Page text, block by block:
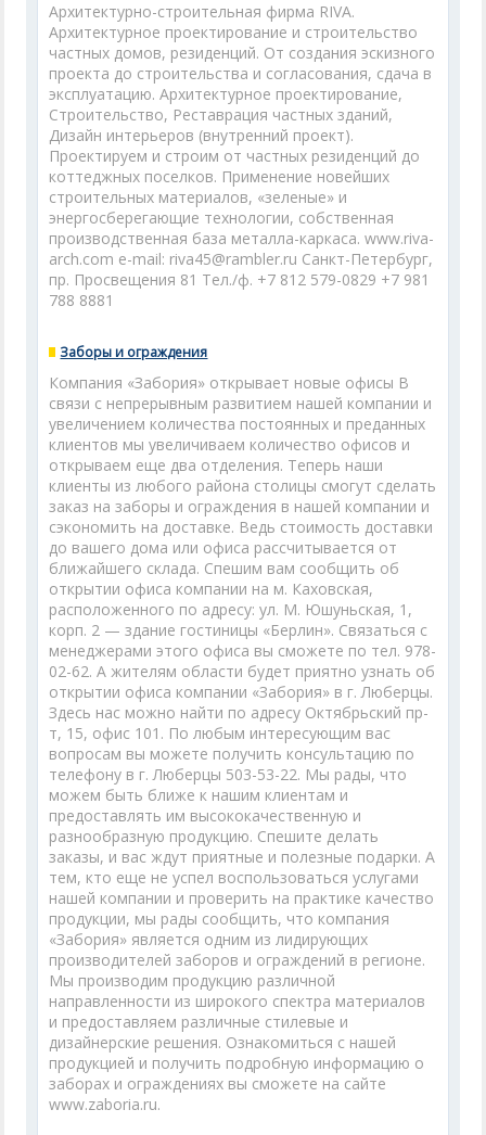
Архитектурно-строительная фирма RIVA.
Архитектурное проектирование и строительство
частных домов, резиденций. От создания эскизного
проекта до строительства и согласования, сдача в
эксплуатацию. Архитектурное проектирование,
Строительство, Реставрация частных зданий,
Дизайн интерьеров (внутренний проект).
Проектируем и строим от частных резиденций до
коттеджных поселков. Применение новейших
строительных материалов, «зеленые» и
энергосберегающие технологии, собственная
производственная база металла-каркаса. www.riva-
arch.com e-mail: riva45@rambler.ru Санкт-Петербург,
пр. Просвещения 81 Тел./ф. +7 812 579-0829 +7 981
788 8881
Заборы и ограждения
Компания «Забория» открывает новые офисы В
связи с непрерывным развитием нашей компании и
увеличением количества постоянных и преданных
клиентов мы увеличиваем количество офисов и
открываем еще два отделения. Теперь наши
клиенты из любого района столицы смогут сделать
заказ на заборы и ограждения в нашей компании и
сэкономить на доставке. Ведь стоимость доставки
до вашего дома или офиса рассчитывается от
ближайшего склада. Спешим вам сообщить об
открытии офиса компании на м. Каховская,
расположенного по адресу: ул. М. Юшуньская, 1,
корп. 2 — здание гостиницы «Берлин». Связаться с
менеджерами этого офиса вы сможете по тел. 978-
02-62. А жителям области будет приятно узнать об
открытии офиса компании «Забория» в г. Люберцы.
Здесь нас можно найти по адресу Октябрьский пр-
т, 15, офис 101. По любым интересующим вас
вопросам вы можете получить консультацию по
телефону в г. Люберцы 503-53-22. Мы рады, что
можем быть ближе к нашим клиентам и
предоставлять им высококачественную и
разнообразную продукцию. Спешите делать
заказы, и вас ждут приятные и полезные подарки. А
тем, кто еще не успел воспользоваться услугами
нашей компании и проверить на практике качество
продукции, мы рады сообщить, что компания
«Забория» является одним из лидирующих
производителей заборов и ограждений в регионе.
Мы производим продукцию различной
направленности из широкого спектра материалов
и предоставляем различные стилевые и
дизайнерские решения. Ознакомиться с нашей
продукцией и получить подробную информацию о
заборах и ограждениях вы сможете на сайте
www.zaboria.ru.